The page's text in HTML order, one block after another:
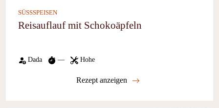
SÜSSSPEISEN
Reisauflauf mit Schokoäpfeln
Dada — Hohe
Rezept anzeigen